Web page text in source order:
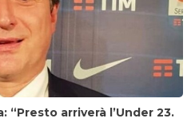
“Presto arriverà l’Under 23.